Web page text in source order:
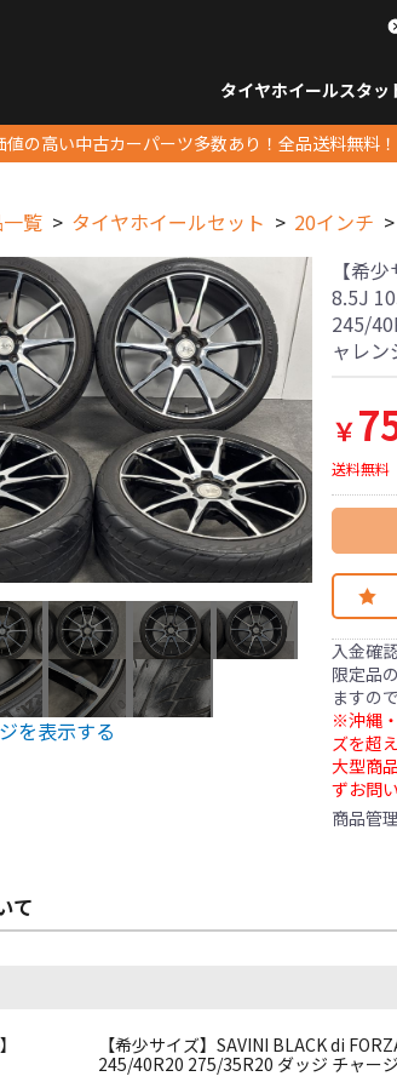
タイヤホイールスタッ
の高い中古カーパーツ多数あり！全品送料無料！
覧 タイヤホイールセット 20インチ
を表示する
【希
8.5J
245/
ャレ
￥
送料無料
入金確
限定品
ますの
※沖縄
ズを超
大型商
ずお問
商品管
て
【希少サイズ】SAVINI BLACK di
245/40R20 275/35R20 ダッジ チャー